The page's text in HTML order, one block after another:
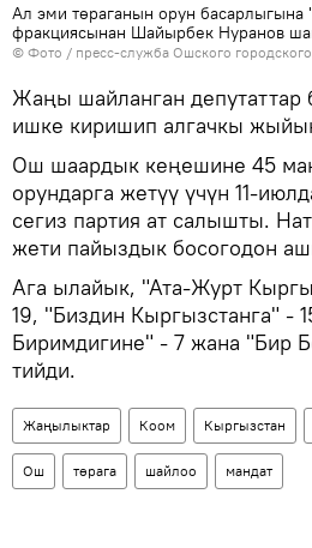
Ал эми төраганын орун
фракциясынан Шайырбек Нуранов
© Фото / пресс-служба Ошского
Жаңы шайланган депутаттар
ишке киришип алгачкы
Ош шаардык кеңешине 45
орундарга жетүү үчүн 11-
сегиз партия ат салышты.
жети пайыздык босогодон
Ага ылайык, "Ата-Журт
19, "Биздин Кыргызстанга" -
Биримдигине" - 7 жана "Бир
тийди.
Жаңылыктар Коом Кыргызстан
Ош төрага шайлоо мандат